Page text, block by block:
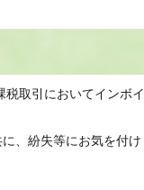
取引においてインボイ
、紛失等にお気を付け